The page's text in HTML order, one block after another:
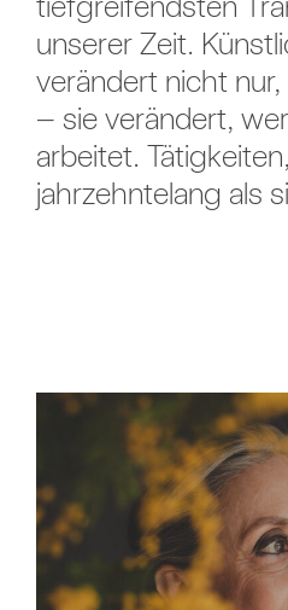
unserer Zeit.
verändert nicht
– sie verändert,
arbeitet.
jahrzehntelang als